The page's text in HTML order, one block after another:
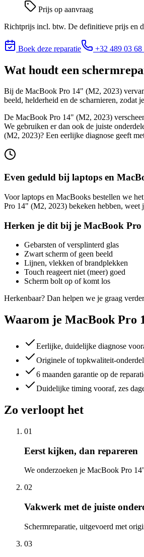
Prijs op aanvraag
Richtprijs incl. btw. De definitieve prijs en
Boek deze reparatie +32 489 03 68
Wat houdt een
Bij de MacBook Pro 14" (M2, 2023)
beeld, helderheid en de scharnieren, zodat
De MacBook Pro 14" (M2, 2023)
We gebruiken er dan ook de juiste
(M2, 2023)? Een eerlijke diagnose geeft
Even geduld bij laptops en
Voor laptops en MacBooks bestellen we
Pro 14" (M2, 2023) bekeken hebben, weet
Herken je dit bij je MacBook
Gebarsten of versplinterd glas
Zwart scherm of geen beeld
Lijnen, vlekken of brandplekken
Touch reageert niet (meer) goed
Scherm bolt op of komt los
Herkenbaar? Dan helpen we je graag
Waarom je MacBook Pro
Eerlijke, duidelijke diagnose
Originele of topkwaliteit-
6 maanden garantie op de
Duidelijke timing vooraf, zes
Zo verloopt het
01
Eerst kijken, dan repareren
We onderzoeken je MacBook Pro
02
Vakwerk met de juiste
Schermreparatie, uitgevoerd met
03